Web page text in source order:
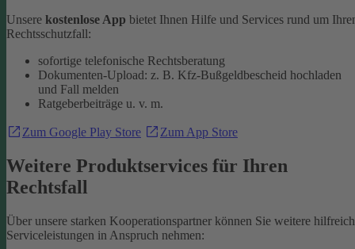
Unsere kostenlose App bietet Ihnen Hilfe und Services rund um
Rechtsschutzfall:
sofortige telefonische Rechtsberatung
Dokumenten-Upload: z. B. Kfz-Bußgeldbescheid hochladen
und Fall melden
Ratgeberbeiträge u. v. m.
Zum Google Play Store Zum App Store
Weitere Produktservices für Ihren
Rechtsfall
Über unsere starken Kooperationspartner können Sie weitere
Serviceleistungen in Anspruch nehmen: